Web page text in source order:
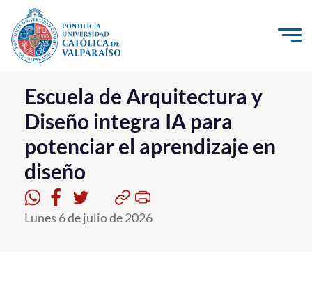
Click acá para ir directamente al contenido
La Universidad
Investigación, Creación e Innovación
PUCV Internacional
Vinculación con el Medio
Admisión
Escuela de Arquitectura y
Diseño integra IA para
potenciar el aprendizaje en
diseño
Lunes 6 de julio de 2026